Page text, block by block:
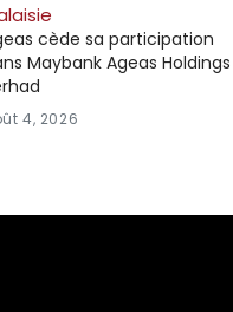
cède sa participation
Maybank Ageas Holdings
4, 2026